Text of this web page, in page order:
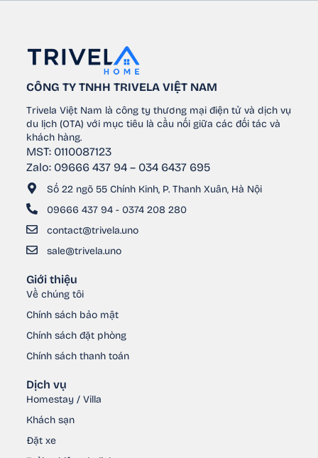
CÔNG TY TNHH TRIVELA VIỆT NAM
Trivela Việt Nam là công ty thương mại điện tử và dịch vụ
du lịch (OTA) với mục tiêu là cầu nối giữa các đối tác và
khách hàng.
MST: 0110087123
Zalo: 09666 437 94 – 034 6437 695
Số 22 ngõ 55 Chính Kinh, P. Thanh Xuân, Hà Nội
09666 437 94 - 0374 208 280
contact@trivela.uno
sale@trivela.uno
Giới thiệu
Về chúng tôi
Chính sách bảo mật
Chính sách đặt phòng
Chính sách thanh toán
Dịch vụ
Homestay / Villa
Khách sạn
Đặt xe